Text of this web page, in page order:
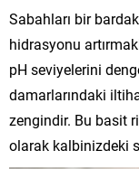
Sabahları bir
hidrasyonu
pH seviyelerini
damarlarındaki
zengindir. Bu basit
olarak kalbinizdeki